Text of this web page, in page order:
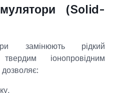
(Solid-
замінюють рідкий
іонопровідним